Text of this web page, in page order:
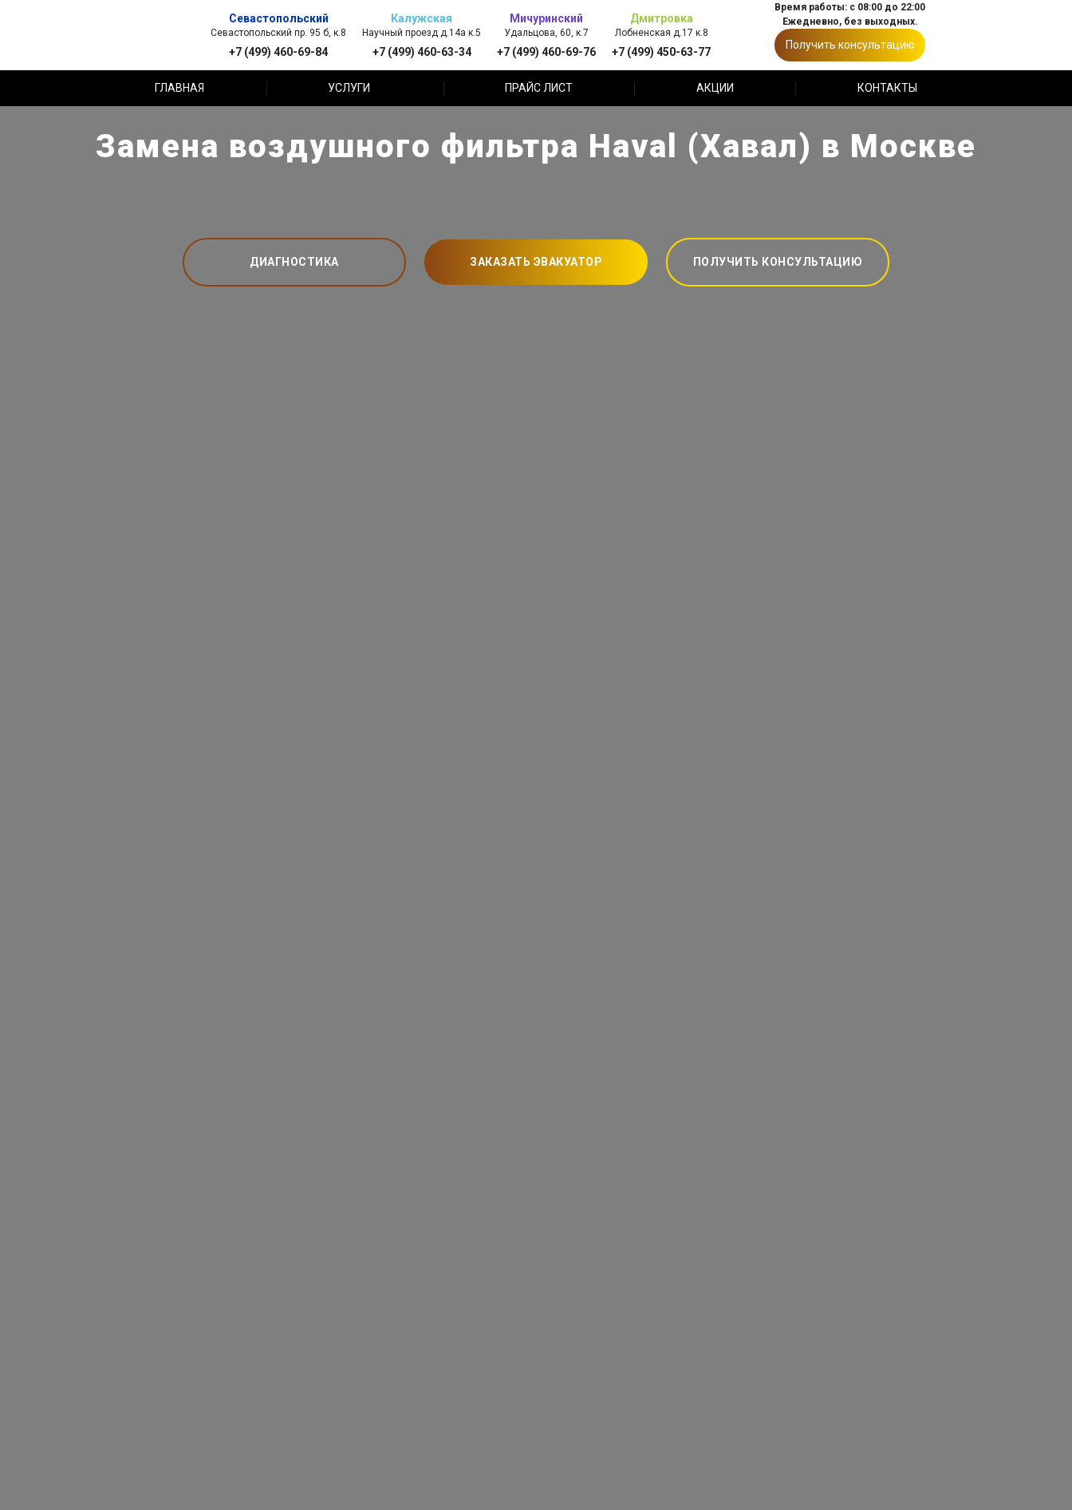
Севастопольский
Севастопольский пр. 95 б, к.8
+7 (499) 460-69-84
Калужская
Научный проезд д.14а к.5
+7 (499) 460-63-34
Мичуринский
Удальцова, 60, к.7
+7 (499) 460-69-76
Дмитровка
Лобненская д.17 к.8
+7 (499) 450-63-77
Время работы: с 08:00 до 22:00
Ежедневно, без выходных.
Получить консультацию
ГЛАВНАЯ УСЛУГИ ПРАЙС ЛИСТ АКЦИИ КОНТАКТЫ
Замена воздушного фильтра Haval (Хавал) в Москве
ДИАГНОСТИКА ЗАКАЗАТЬ ЭВАКУАТОР ПОЛУЧИТЬ КОНСУЛЬТАЦИЮ